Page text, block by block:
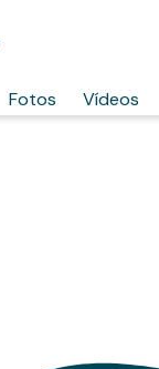
Fotos Vídeos